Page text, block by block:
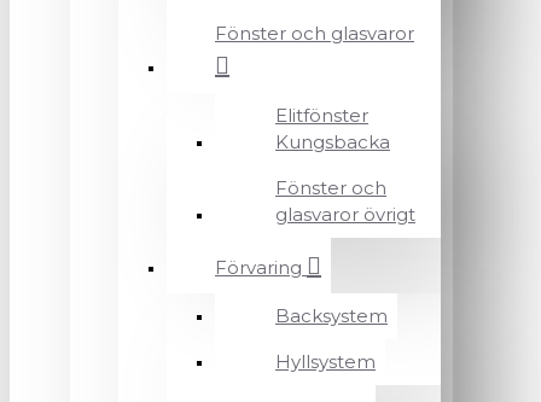
Fönster och glasvaror
Elitfönster
Kungsbacka
Fönster och
glasvaror övrigt
Förvaring
Backsystem
Hyllsystem